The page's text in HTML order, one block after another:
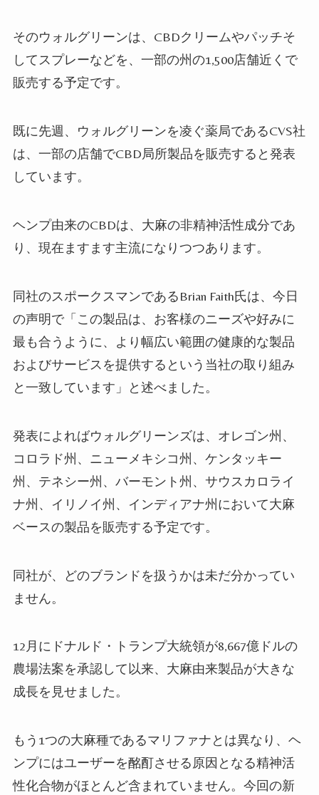
そのウォルグリーンは、CBDクリームやパッチそ
してスプレーなどを、一部の州の1,500店舗近くで
販売する予定です。
既に先週、ウォルグリーンを凌ぐ薬局であるCVS社
は、一部の店舗でCBD局所製品を販売すると発表
しています。
ヘンプ由来のCBDは、大麻の非精神活性成分であ
り、現在ますます主流になりつつあります。
同社のスポークスマンであるBrian Faith氏は、今日
の声明で「この製品は、お客様のニーズや好みに
最も合うように、より幅広い範囲の健康的な製品
およびサービスを提供するという当社の取り組み
と一致しています」と述べました。
発表によればウォルグリーンズは、オレゴン州、
コロラド州、ニューメキシコ州、ケンタッキー
州、テネシー州、バーモント州、サウスカロライ
ナ州、イリノイ州、インディアナ州において大麻
ベースの製品を販売する予定です。
同社が、どのブランドを扱うかは未だ分かってい
ません。
12月にドナルド・トランプ大統領が8,667億ドルの
農場法案を承認して以来、大麻由来製品が大きな
成長を見せました。
もう1つの大麻種であるマリファナとは異なり、ヘ
ンプにはユーザーを酩酊させる原因となる精神活
性化合物がほとんど含まれていません。今回の新